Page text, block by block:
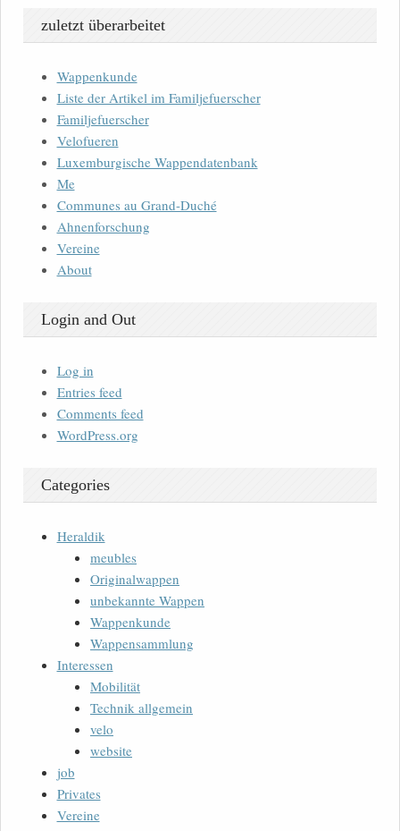
zuletzt überarbeitet
Wappenkunde
Liste der Artikel im Familjefuerscher
Familjefuerscher
Velofueren
Luxemburgische Wappendatenbank
Me
Communes au Grand-Duché
Ahnenforschung
Vereine
About
Login and Out
Log in
Entries feed
Comments feed
WordPress.org
Categories
Heraldik
meubles
Originalwappen
unbekannte Wappen
Wappenkunde
Wappensammlung
Interessen
Mobilität
Technik allgemein
velo
website
job
Privates
Vereine